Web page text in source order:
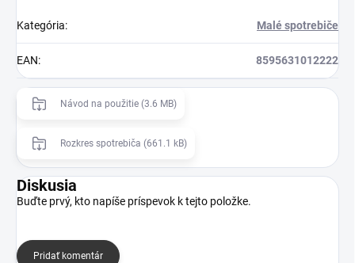
Kategória: Malé spotrebiče
EAN: 8595631012222
Návod na použitie (3.6 MB)
Rozkres spotrebiča (661.1 kB)
Diskusia
Buďte prvý, kto napíše príspevok k tejto položke.
Pridať komentár